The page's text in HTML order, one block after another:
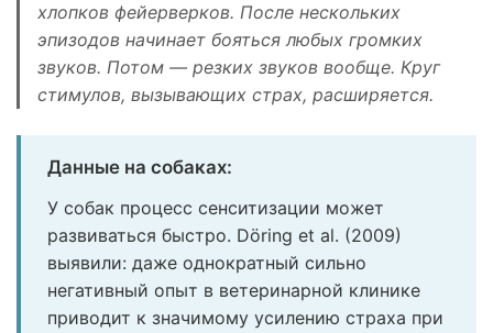
хлопков фейерверков. После нескольких
эпизодов начинает бояться любых громких
звуков. Потом — резких звуков вообще. Круг
стимулов, вызывающих страх, расширяется.
Данные на собаках:
У собак процесс сенситизации может
развиваться быстро. Döring et al. (2009)
выявили: даже однократный сильно
негативный опыт в ветеринарной клинике
приводит к значимому усилению страха при